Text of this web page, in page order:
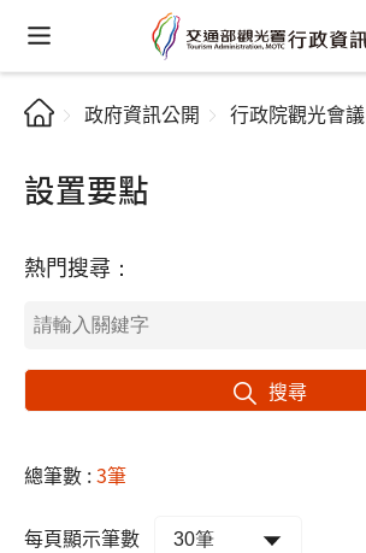
政府資訊公開 行政院觀光會議
設置要點
熱門搜尋：
搜尋
總筆數 :3筆
每頁顯示筆數